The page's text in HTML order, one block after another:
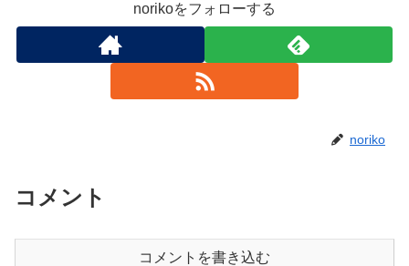
norikoをフォローする
noriko
コメント
コメントを書き込む